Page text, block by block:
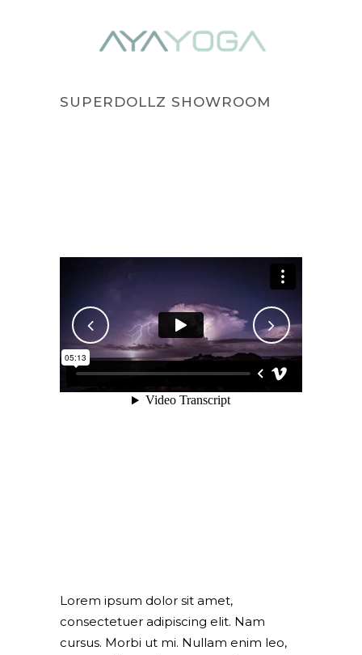
SUPERDOLLZ SHOWROOM
Lorem ipsum dolor sit amet,
consectetuer adipiscing elit. Nam
cursus. Morbi ut mi. Nullam enim leo,